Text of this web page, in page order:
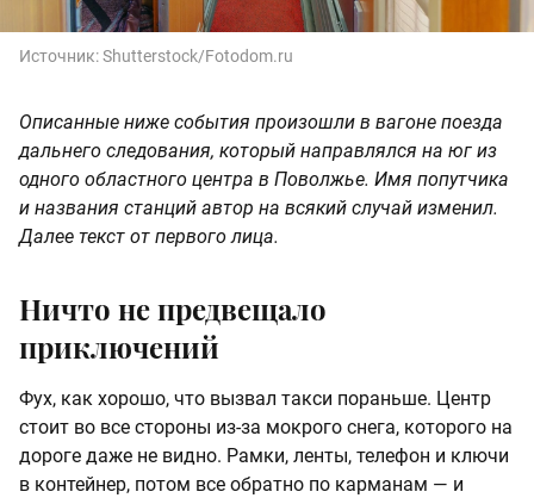
Источник:Shutterstock/Fotodom.ru
Описанные ниже события произошли в вагоне поезда
дальнего следования, который направлялся на юг из
одного областного центра в Поволжье. Имя попутчика
и названия станций автор на всякий случай изменил.
Далее текст от первого лица.
Ничто не предвещало
приключений
Фух, как хорошо, что вызвал такси пораньше. Центр
стоит во все стороны из-за мокрого снега, которого на
дороге даже не видно. Рамки, ленты, телефон и ключи
в контейнер, потом все обратно по карманам — и